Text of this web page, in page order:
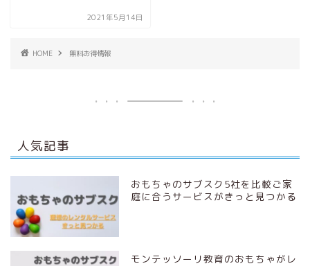
2021年5月14日
HOME 無料お得情報
人気記事
おもちゃのサブスク5社を比較ご家
庭に合うサービスがきっと見つかる
モンテッソーリ教育のおもちゃがレ